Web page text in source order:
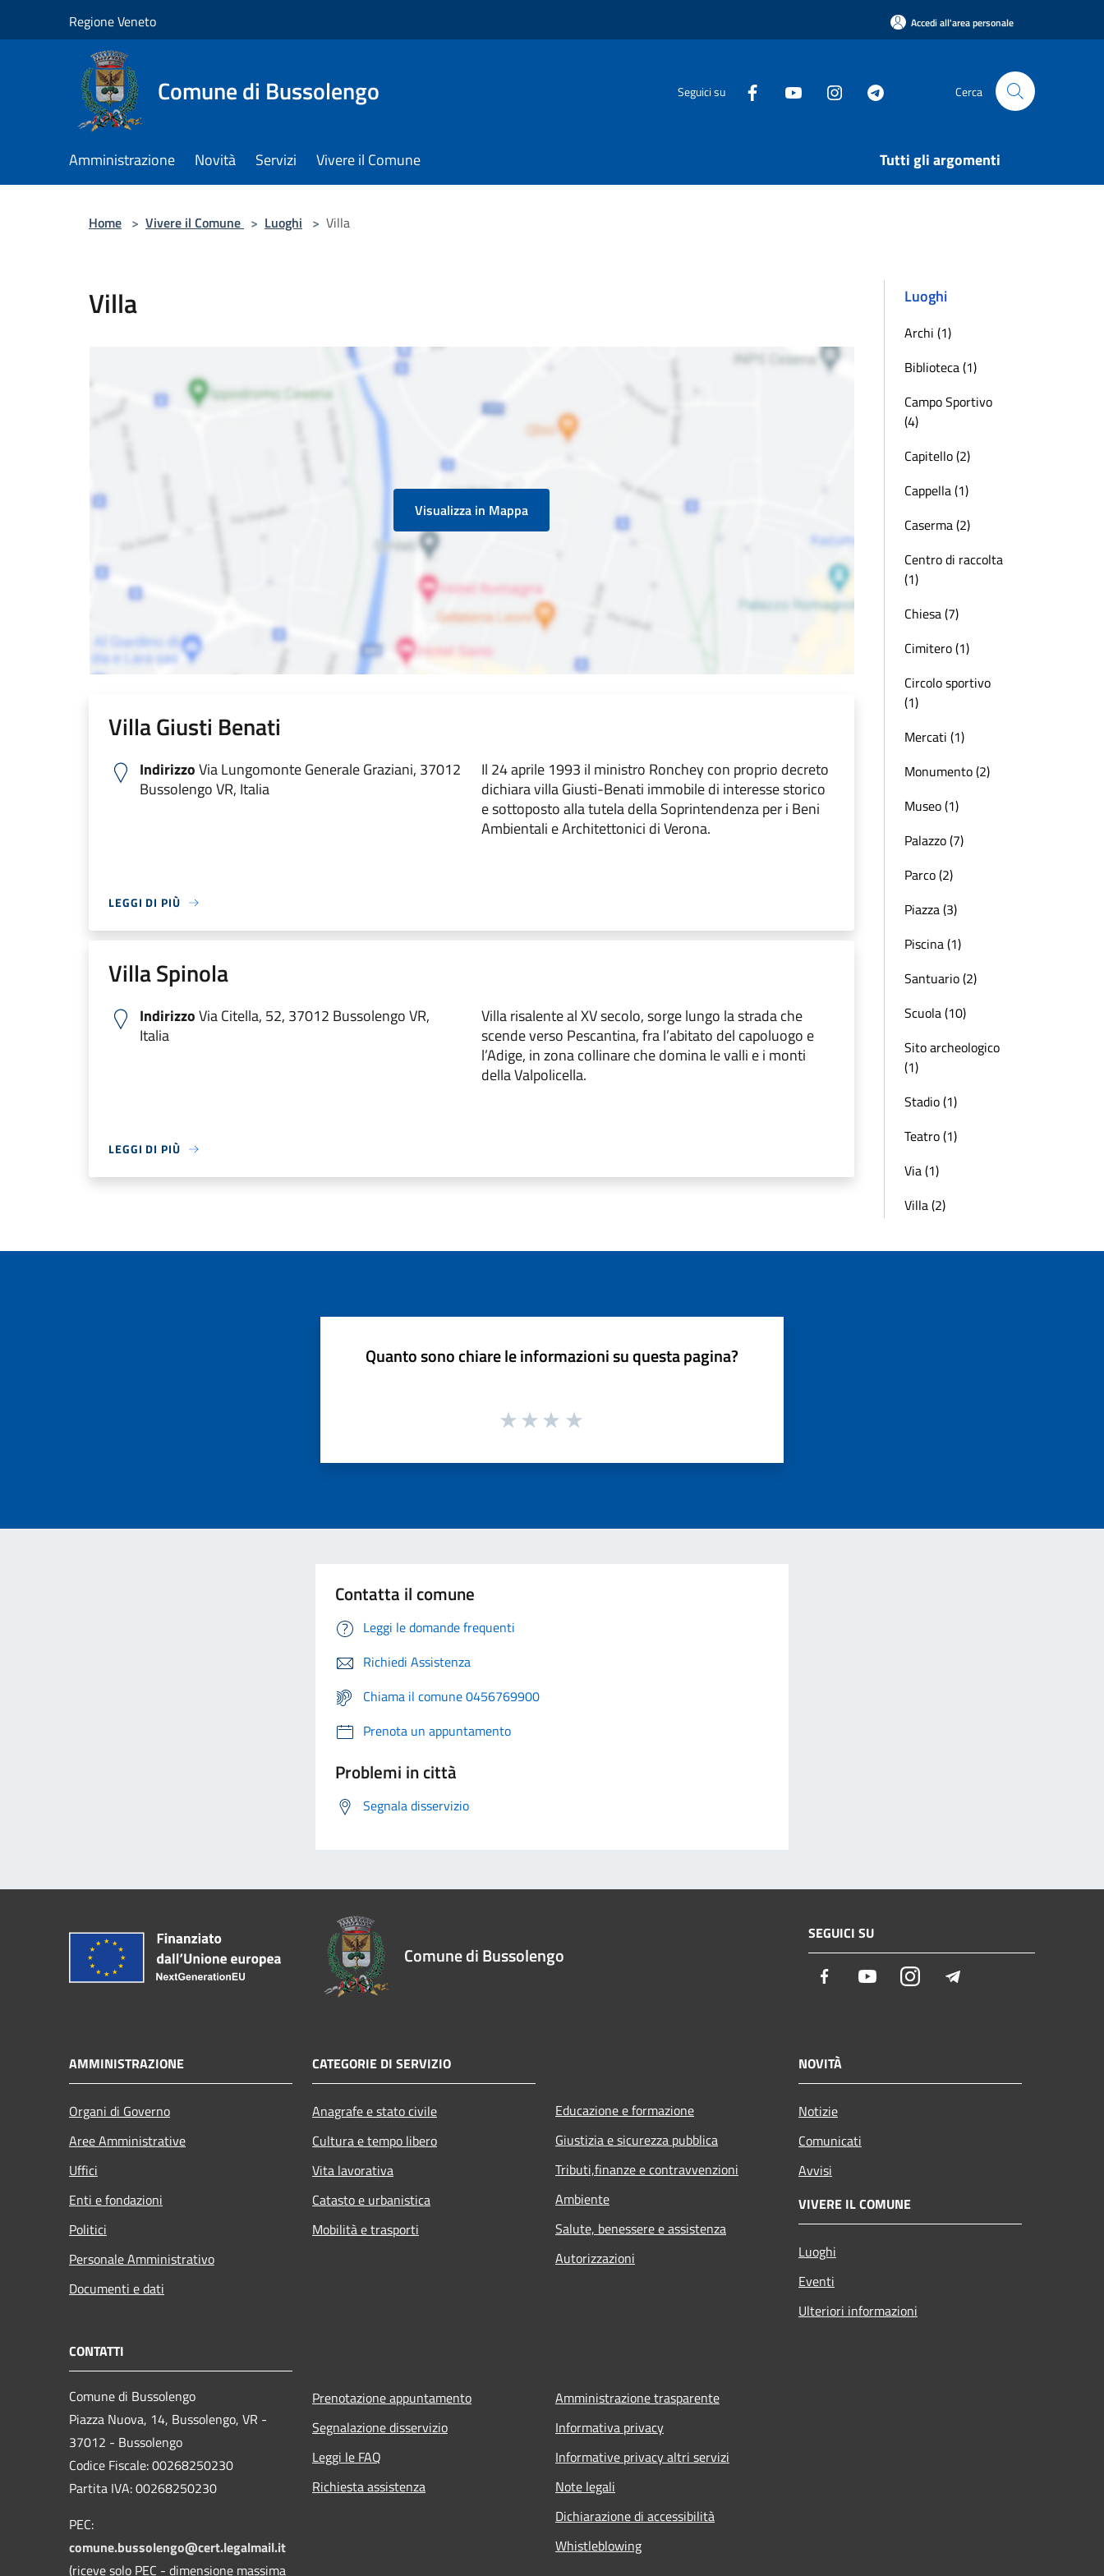
Regione Veneto Accedi all'area personale
Comune di Bussolengo Seguici su Cerca
Amministrazione Novità Servizi Vivere il Comune Tutti gli argomenti
Home > Vivere il Comune > Luoghi > Villa
Villa
Visualizza in Mappa
Villa Giusti Benati
IndirizzoVia Lungomonte Generale Graziani, 37012
Bussolengo VR, Italia
Il 24 aprile 1993 il ministro Ronchey con proprio decreto
dichiara villa Giusti-Benati immobile di interesse storico
e sottoposto alla tutela della Soprintendenza per i Beni
Ambientali e Architettonici di Verona.
LEGGI DI PIÙ
Villa Spinola
IndirizzoVia Citella, 52, 37012 Bussolengo VR,
Italia
Villa risalente al XV secolo, sorge lungo la strada che
scende verso Pescantina, fra l’abitato del capoluogo e
l’Adige, in zona collinare che domina le valli e i monti
della Valpolicella.
LEGGI DI PIÙ
Luoghi
Archi (1)
Biblioteca (1)
Campo Sportivo
(4)
Capitello (2)
Cappella (1)
Caserma (2)
Centro di raccolta
(1)
Chiesa (7)
Cimitero (1)
Circolo sportivo
(1)
Mercati (1)
Monumento (2)
Museo (1)
Palazzo (7)
Parco (2)
Piazza (3)
Piscina (1)
Santuario (2)
Scuola (10)
Sito archeologico
(1)
Stadio (1)
Teatro (1)
Via (1)
Villa (2)
Quanto sono chiare le informazioni su questa pagina?
Contatta il comune
Leggi le domande frequenti
Richiedi Assistenza
Chiama il comune 0456769900
Prenota un appuntamento
Problemi in città
Segnala disservizio
Comune di Bussolengo
SEGUICI SU
Facebook YoutubeInstagram
AMMINISTRAZIONE
Organi di Governo
Aree Amministrative
Uffici
Enti e fondazioni
Politici
Personale Amministrativo
Documenti e dati
CATEGORIE DI SERVIZIO
Anagrafe e stato civile
Cultura e tempo libero
Vita lavorativa
Catasto e urbanistica
Mobilità e trasporti
Educazione e formazione
Giustizia e sicurezza pubblica
Tributi,finanze e contravvenzioni
Ambiente
Salute, benessere e assistenza
Autorizzazioni
NOVITÀ
Notizie
Comunicati
Avvisi
VIVERE IL COMUNE
Luoghi
Eventi
Ulteriori informazioni
CONTATTI
Comune di Bussolengo
Piazza Nuova, 14, Bussolengo, VR -
37012 - Bussolengo
Codice Fiscale: 00268250230
Partita IVA: 00268250230
PEC:
comune.bussolengo@cert.legalmail.it
(riceve solo PEC - dimensione massima
Prenotazione appuntamento
Segnalazione disservizio
Leggi le FAQ
Richiesta assistenza
Amministrazione trasparente
Informativa privacy
Informative privacy altri servizi
Note legali
Dichiarazione di accessibilità
Whistleblowing